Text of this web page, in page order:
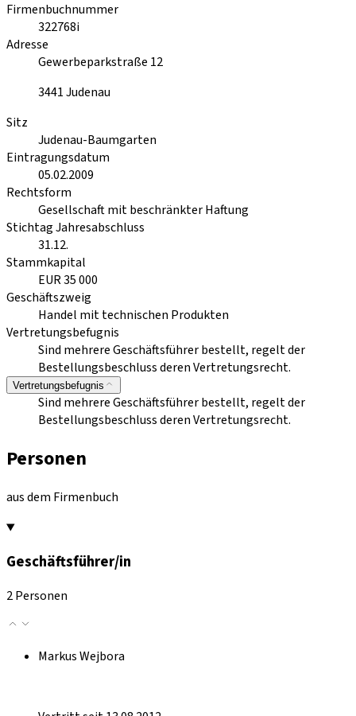
Firmenbuchnummer
322768i
Adresse
Gewerbeparkstraße 12
3441Judenau
Sitz
Judenau-Baumgarten
Eintragungsdatum
05.02.2009
Rechtsform
Gesellschaft mit beschränkter Haftung
Stichtag Jahresabschluss
31.12.
Stammkapital
EUR 35 000
Geschäftszweig
Handel mit technischen Produkten
Vertretungsbefugnis
Sind mehrere Geschäftsführer bestellt, regelt der
Bestellungsbeschluss deren Vertretungsrecht.
Vertretungsbefugnis
Sind mehrere Geschäftsführer bestellt, regelt der
Bestellungsbeschluss deren Vertretungsrecht.
Personen
aus dem Firmenbuch
Geschäftsführer/in
2 Personen
Markus Wejbora